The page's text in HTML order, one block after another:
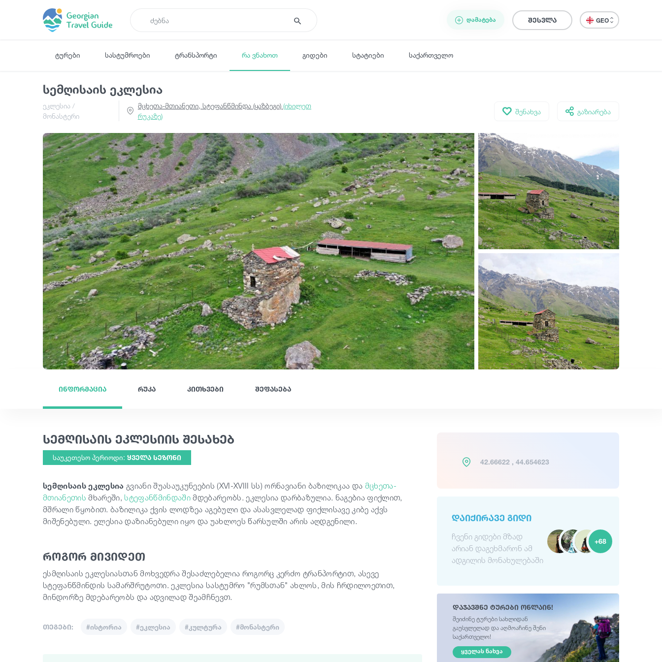
ᲓᲐᲛᲐᲢᲔᲑᲐ შესვლა GEO
ტურები სასტუმროები ტრანსპორტი რა ვნახოთ გიდები სტატიები საქართველო
სემღისაის ეკლესია
ეკლესია /
მონასტერი
მცხეთა-მთიანეთი, სტეფანწმინდა (ყაზბეგი) (იხილეთ
რუკაზე)
შენახვა გაზიარება
ინფორმაცია რუკა კითხვები შეფასება
სემღისაის ეკლესიის შესახებ
საუკეთესო პერიოდი: ᲧᲕᲔᲚᲐ ᲡᲔᲖᲝᲜᲘ
სემღისაის ეკლესია გვიანი შუასაუკუნეების (XVI-XVIII სს)ორნავიანი ბაზილიკაა და მცხეთა-
მთიანეთის მხარეში,სტეფანწმინდაშიმდებარეობს. ეკლესია დარბაზულია. ნაგებია ფიქლით,
მშრალი წყობით. ბაზილიკა ქვის ლოდზეა აგებული და ასასვლელად ფიქლისავე კიბე აქვს
მიშენებული. ელესია დაზიანებული იყო და უახლოეს წარსულში არის აღდგენილი.
როგორ მივიდეთ
ესმღისაის ეკლესიასთან მოხვედრა შესაძლებელია როგორც კერძო ტრანპორტით, ასევე
სტეფანწმინდის სამარშრუტოთი. ეკლესია სასტუმრო "რუმსთან" ახლოს, მის ჩრდილოეთით,
მინდორზე მდებარეობს და ადვილად შეამჩნევთ.
თეგები: #ისტორია #ეკლესია #კულტურა #მონასტერი
42.66622 , 44.654623
ᲓᲐᲘᲥᲘᲠᲐᲕᲔ ᲒᲘᲓᲘ
ჩვენი გიდები მზად
არიან დაგეხმარონ ამ
ადგილის მონახულებაში
+68
დაჯავშნე ტურები ონლაინ!
შეიძინე ტურები სახლიდან
გაუსვლელად და აღმოაჩინე შენი
საქართველო!
ᲧᲕᲔᲚᲐᲡ ᲜᲐᲮᲕᲐ